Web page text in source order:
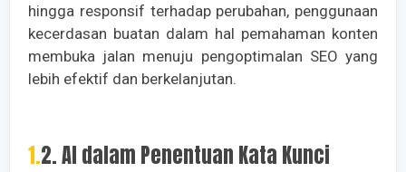
hingga responsif terhadap perubahan, penggunaan
kecerdasan buatan dalam hal pemahaman konten
membuka jalan menuju pengoptimalan SEO yang
lebih efektif dan berkelanjutan.
1.2. AI dalam Penentuan Kata Kunci